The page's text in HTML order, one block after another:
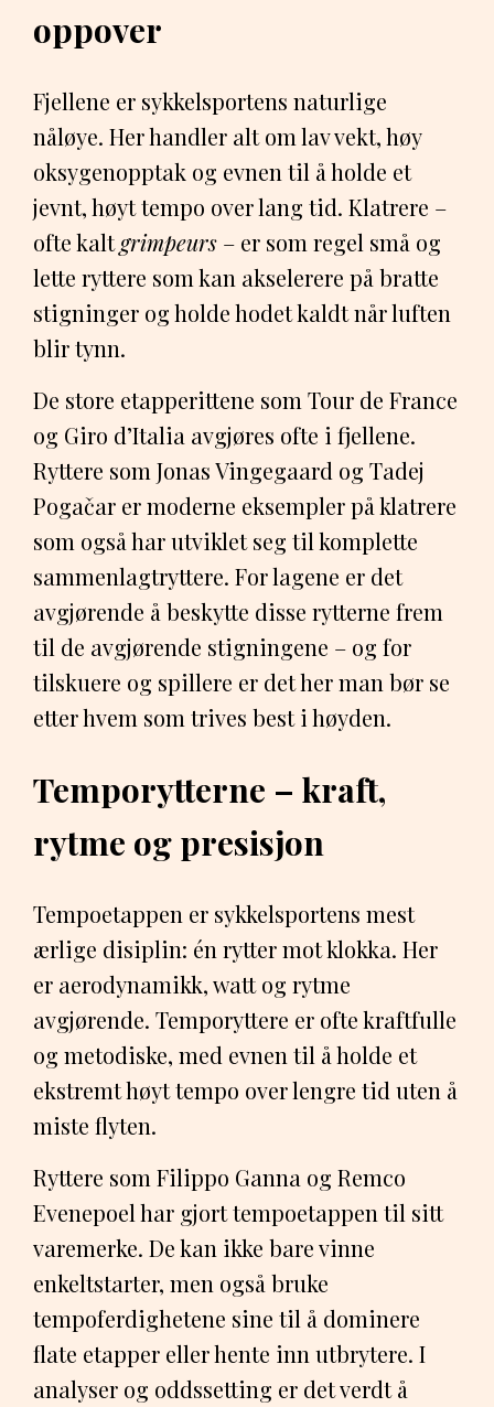
oppover
Fjellene er sykkelsportens naturlige
nåløye. Her handler alt om lav vekt, høy
oksygenopptak og evnen til å holde et
jevnt, høyt tempo over lang tid. Klatrere –
ofte kaltgrimpeurs – er som regel små og
lette ryttere som kan akselerere på bratte
stigninger og holde hodet kaldt når luften
blir tynn.
De store etapperittene som Tour de France
og Giro d’Italia avgjøres ofte i fjellene.
Ryttere som Jonas Vingegaard og Tadej
Pogačar er moderne eksempler på klatrere
som også har utviklet seg til komplette
sammenlagtryttere. For lagene er det
avgjørende å beskytte disse rytterne frem
til de avgjørende stigningene – og for
tilskuere og spillere er det her man bør se
etter hvem som trives best i høyden.
Temporytterne – kraft,
rytme og presisjon
Tempoetappen er sykkelsportens mest
ærlige disiplin: én rytter mot klokka. Her
er aerodynamikk, watt og rytme
avgjørende. Temporyttere er ofte kraftfulle
og metodiske, med evnen til å holde et
ekstremt høyt tempo over lengre tid uten å
miste flyten.
Ryttere som Filippo Ganna og Remco
Evenepoel har gjort tempoetappen til sitt
varemerke. De kan ikke bare vinne
enkeltstarter, men også bruke
tempoferdighetene sine til å dominere
flate etapper eller hente inn utbrytere. I
analyser og oddssetting er det verdt å